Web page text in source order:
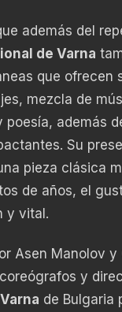
además del
de Varna
que ofrecen
mezcla de
poesía, además
Su
pieza clásica
de años, el
y vital.
Asen Manolov y
y
de Bulgaria